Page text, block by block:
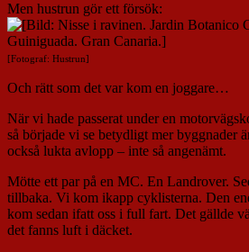
Men hustrun gör ett försök:
[Fotograf: Hustrun]
Och rätt som det var kom en joggare…
När vi hade passerat under en
så började vi se betydligt mer byggnader
också lukta avlopp – inte så angenämt.
Mötte ett par på en MC. En Landrover.
tillbaka. Vi kom ikapp cyklisterna. Den
kom sedan ifatt oss i full fart. Det gällde
det fanns luft i däcket.